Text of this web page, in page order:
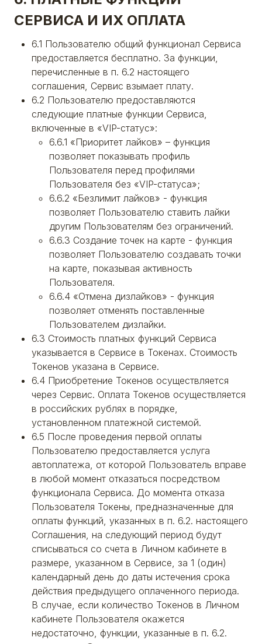
СЕРВИСА И ИХ ОПЛАТА
6.1 Пользователю общий функционал Сервиса
предоставляется бесплатно. За функции,
перечисленные в п. 6.2 настоящего
соглашения, Сервис взымает плату.
6.2 Пользователю предоставляются
следующие платные функции Сервиса,
включенные в «VIP-статус»:
6.6.1 «Приоритет лайков» – функция
позволяет показывать профиль
Пользователя перед профилями
Пользователя без «VIP-статуса»;
6.6.2 «Безлимит лайков» - функция
позволяет Пользователю ставить лайки
другим Пользователям без ограничений.
6.6.3 Создание точек на карте - функция
позволяет Пользователю создавать точки
на карте, показывая активность
Пользователя.
6.6.4 «Отмена дизлайков» - функция
позволяет отменять поставленные
Пользователем дизлайки.
6.3 Стоимость платных функций Сервиса
указывается в Сервисе в Токенах. Стоимость
Токенов указана в Сервисе.
6.4 Приобретение Токенов осуществляется
через Сервис. Оплата Токенов осуществляется
в российских рублях в порядке,
установленном платежной системой.
6.5 После проведения первой оплаты
Пользователю предоставляется услуга
автоплатежа, от которой Пользователь вправе
в любой момент отказаться посредством
функционала Сервиса. До момента отказа
Пользователя Токены, предназначенные для
оплаты функций, указанных в п. 6.2. настоящего
Соглашения, на следующий период будут
списываться со счета в Личном кабинете в
размере, указанном в Сервисе, за 1 (один)
календарный день до даты истечения срока
действия предыдущего оплаченного периода.
В случае, если количество Токенов в Личном
кабинете Пользователя окажется
недостаточно, функции, указанные в п. 6.2.